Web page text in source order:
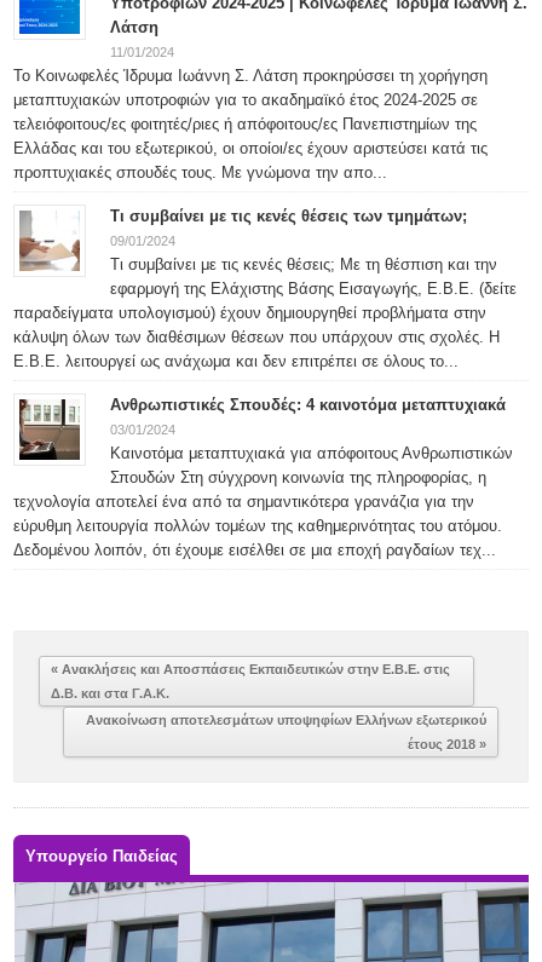
Λάτση
11/01/2024
Το Κοινωφελές Ίδρυμα Ιωάννη Σ. Λάτση προκηρύσσει τη χορήγηση
μεταπτυχιακών υποτροφιών για το ακαδημαϊκό έτος 2024-2025 σε
τελειόφοιτους/ες φοιτητές/ριες ή απόφοιτους/ες Πανεπιστημίων της
Ελλάδας και του εξωτερικού, οι οποίοι/ες έχουν αριστεύσει κατά τις
προπτυχιακές σπουδές τους. Με γνώμονα την απο...
Τι συμβαίνει με τις κενές θέσεις των τμημάτων;
09/01/2024
Τι συμβαίνει με τις κενές θέσεις; Με τη θέσπιση και την
εφαρμογή της Ελάχιστης Βάσης Εισαγωγής, Ε.Β.Ε. (δείτε
παραδείγματα υπολογισμού) έχουν δημιουργηθεί προβλήματα στην
κάλυψη όλων των διαθέσιμων θέσεων που υπάρχουν στις σχολές. Η
Ε.Β.Ε. λειτουργεί ως ανάχωμα και δεν επιτρέπει σε όλους το...
Ανθρωπιστικές Σπουδές: 4 καινοτόμα μεταπτυχιακά
03/01/2024
Καινοτόμα μεταπτυχιακά για απόφοιτους Ανθρωπιστικών
Σπουδών Στη σύγχρονη κοινωνία της πληροφορίας, η
τεχνολογία αποτελεί ένα από τα σημαντικότερα γρανάζια για την
εύρυθμη λειτουργία πολλών τομέων της καθημερινότητας του ατόμου.
Δεδομένου λοιπόν, ότι έχουμε εισέλθει σε μια εποχή ραγδαίων τεχ...
« Ανακλήσεις και Αποσπάσεις Εκπαιδευτικών στην Ε.Β.Ε. στις
Δ.Β. και στα Γ.Α.Κ.
Aνακοίνωση αποτελεσμάτων υποψηφίων Ελλήνων εξωτερικού
έτους 2018 »
Υπουργείο Παιδείας